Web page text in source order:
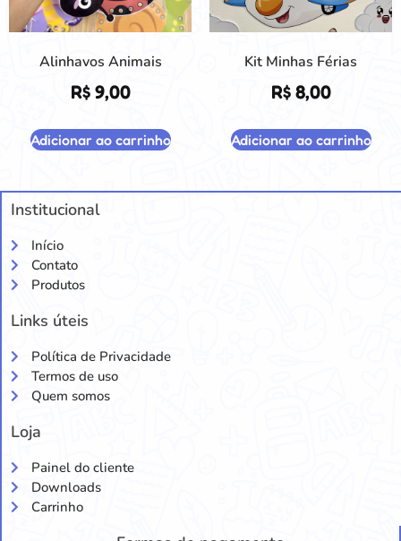
Alinhavos Animais
R$9,00
Adicionar ao carrinho
Kit Minhas Férias
R$8,00
Adicionar ao carrinho
Institucional
Início
Contato
Produtos
Links úteis
Política de Privacidade
Termos de uso
Quem somos
Loja
Painel do cliente
Downloads
Carrinho